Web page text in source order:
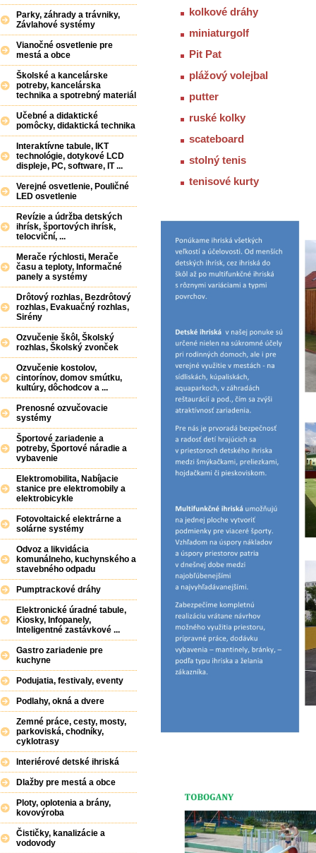
kolkové dráhy
miniaturgolf
Pit Pat
plážový volejbal
putter
ruské kolky
scateboard
stolný tenis
tenisové kurty
Parky, záhrady a trávniky,
Závlahové systémy
Vianočné osvetlenie pre
mestá a obce
Školské a kancelárske
potreby, kancelárska
technika a spotrebný materiál
Učebné a didaktické
pomôcky, didaktická technika
Interaktívne tabule, IKT
technológie, dotykové LCD
displeje, PC, software, IT ...
Verejné osvetlenie, Pouličné
LED osvetlenie
Revízie a údržba detských
ihrísk, športových ihrísk,
telocviční, ...
Merače rýchlosti, Merače
času a teploty, Informačné
panely a systémy
Drôtový rozhlas, Bezdrôtový
rozhlas, Evakuačný rozhlas,
Sirény
Ozvučenie škôl, Školský
rozhlas, Školský zvonček
Ozvučenie kostolov,
cintorínov, domov smútku,
kultúry, dôchodcov a ...
Prenosné ozvučovacie
systémy
Športové zariadenie a
potreby, Športové náradie a
vybavenie
Elektromobilita, Nabíjacie
stanice pre elektromobily a
elektrobicykle
Fotovoltaické elektrárne a
solárne systémy
Odvoz a likvidácia
komunálneho, kuchynského a
stavebného odpadu
Pumptrackové dráhy
Elektronické úradné tabule,
Kiosky, Infopanely,
Inteligentné zastávkové ...
Gastro zariadenie pre
kuchyne
Podujatia, festivaly, eventy
Podlahy, okná a dvere
Zemné práce, cesty, mosty,
parkoviská, chodníky,
cyklotrasy
Interiérové detské ihriská
Dlažby pre mestá a obce
Ploty, oplotenia a brány,
kovovýroba
Čističky, kanalizácie a
vodovody